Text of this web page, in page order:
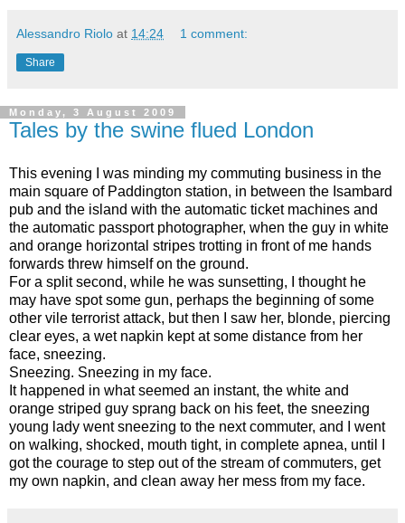
Alessandro Riolo at 14:24 1 comment:
Share
Monday, 3 August 2009
Tales by the swine flued London
This evening I was minding my commuting business in the
main square of Paddington station, in between the Isambard
pub and the island with the automatic ticket machines and
the automatic passport photographer, when the guy in white
and orange horizontal stripes trotting in front of me hands
forwards threw himself on the ground.
For a split second, while he was sunsetting, I thought he
may have spot some gun, perhaps the beginning of some
other vile terrorist attack, but then I saw her, blonde, piercing
clear eyes, a wet napkin kept at some distance from her
face, sneezing.
Sneezing. Sneezing in my face.
It happened in what seemed an instant, the white and
orange striped guy sprang back on his feet, the sneezing
young lady went sneezing to the next commuter, and I went
on walking, shocked, mouth tight, in complete apnea, until I
got the courage to step out of the stream of commuters, get
my own napkin, and clean away her mess from my face.